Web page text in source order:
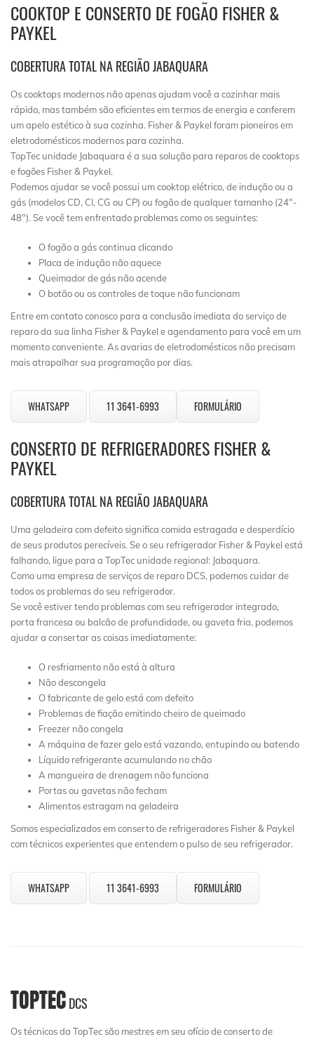
COOKTOP E CONSERTO DE FOGÃO FISHER &
PAYKEL
COBERTURA TOTAL NA REGIÃO JABAQUARA
Os cooktops modernos não apenas ajudam você a cozinhar mais
rápido, mas também são eficientes em termos de energia e conferem
um apelo estético à sua cozinha. Fisher & Paykel foram pioneiros em
eletrodomésticos modernos para cozinha.
TopTec unidade Jabaquara é a sua solução para reparos de cooktops
e fogões Fisher & Paykel.
Podemos ajudar se você possui um cooktop elétrico, de indução ou a
gás (modelos CD, CI, CG ou CP) ou fogão de qualquer tamanho (24″-
48″). Se você tem enfrentado problemas como os seguintes:
O fogão a gás continua clicando
Placa de indução não aquece
Queimador de gás não acende
O botão ou os controles de toque não funcionam
Entre em contato conosco para a conclusão imediata do serviço de
reparo da sua linha Fisher & Paykel e agendamento para você em um
momento conveniente. As avarias de eletrodomésticos não precisam
mais atrapalhar sua programação por dias.
WHATSAPP 11 3641-6993 FORMULÁRIO
CONSERTO DE REFRIGERADORES FISHER &
PAYKEL
COBERTURA TOTAL NA REGIÃO JABAQUARA
Uma geladeira com defeito significa comida estragada e desperdício
de seus produtos perecíveis. Se o seu refrigerador Fisher & Paykel está
falhando, ligue para a TopTec unidade regional: Jabaquara.
Como uma empresa de serviços de reparo DCS, podemos cuidar de
todos os problemas do seu refrigerador.
Se você estiver tendo problemas com seu refrigerador integrado,
porta francesa ou balcão de profundidade, ou gaveta fria, podemos
ajudar a consertar as coisas imediatamente:
O resfriamento não está à altura
Não descongela
O fabricante de gelo está com defeito
Problemas de fiação emitindo cheiro de queimado
Freezer não congela
A máquina de fazer gelo está vazando, entupindo ou batendo
Líquido refrigerante acumulando no chão
A mangueira de drenagem não funciona
Portas ou gavetas não fecham
Alimentos estragam na geladeira
Somos especializados em conserto de refrigeradores Fisher & Paykel
com técnicos experientes que entendem o pulso de seu refrigerador.
WHATSAPP 11 3641-6993 FORMULÁRIO
TOPTECDCS
Os técnicos da TopTec são mestres em seu ofício de conserto de